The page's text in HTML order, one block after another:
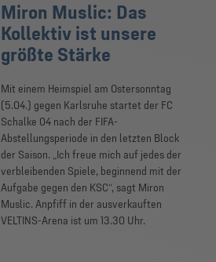
Miron Muslic: Das
Kollektiv ist unsere
größte Stärke
Mit einem Heimspiel am Ostersonntag
(5.04.) gegen Karlsruhe startet der FC
Schalke 04 nach der FIFA-
Abstellungsperiode in den letzten Block
der Saison. „Ich freue mich auf jedes der
verbleibenden Spiele, beginnend mit der
Aufgabe gegen den KSC“, sagt Miron
Muslic. Anpfiff in der ausverkauften
VELTINS-Arena ist um 13.30 Uhr.